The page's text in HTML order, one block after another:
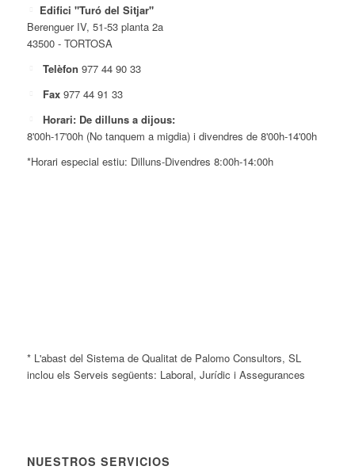
Edifici "Turó del Sitjar"
Berenguer IV, 51-53 planta 2a
43500 - TORTOSA
Telèfon 977 44 90 33
Fax 977 44 91 33
Horari: De dilluns a dijous:
8'00h-17'00h (No tanquem a migdia) i divendres de 8'00h-14'00h
*Horari especial estiu: Dilluns-Divendres 8:00h-14:00h
* L'abast del Sistema de Qualitat de Palomo Consultors, SL
inclou els Serveis següents: Laboral, Jurídic i Assegurances
NUESTROS SERVICIOS